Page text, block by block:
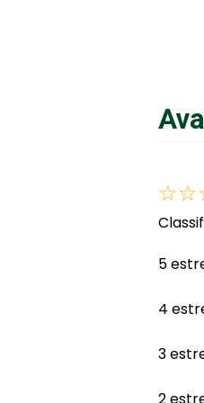
☆☆
5
4
3
2